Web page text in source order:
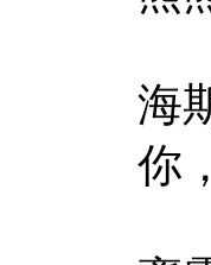
海
你